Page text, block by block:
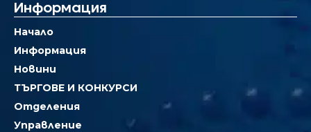
Информация
Начало
Информация
Новини
ТЪРГОВЕ И КОНКУРСИ
Отделения
Управление